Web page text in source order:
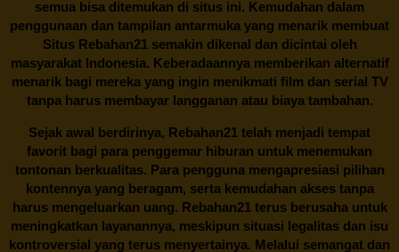
semua bisa ditemukan di situs ini. Kemudahan dalam
penggunaan dan tampilan antarmuka yang menarik membuat
Situs Rebahan21semakin dikenal dan dicintai oleh
masyarakat Indonesia. Keberadaannya memberikan alternatif
menarik bagi mereka yang ingin menikmati film dan serial TV
tanpa harus membayar langganan atau biaya tambahan.
Sejak awal berdirinya, Rebahan21 telah menjadi tempat
favorit bagi para penggemar hiburan untuk menemukan
tontonan berkualitas. Para pengguna mengapresiasi pilihan
kontennya yang beragam, serta kemudahan akses tanpa
harus mengeluarkan uang. Rebahan21terus berusaha untuk
meningkatkan layanannya, meskipun situasi legalitas dan isu
kontroversial yang terus menyertainya. Melalui semangat dan